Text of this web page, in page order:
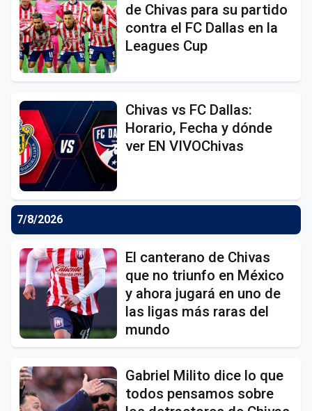
de Chivas para su partido
contra el FC Dallas en la
Leagues Cup
Chivas vs FC Dallas:
Horario, Fecha y dónde
ver EN VIVOChivas
7/8/2026
El canterano de Chivas
que no triunfo en México
y ahora jugará en uno de
las ligas más raras del
mundo
Gabriel Milito dice lo que
todos pensamos sobre